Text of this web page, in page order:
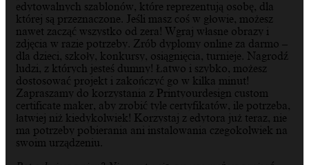
edytowalnych szablonów, które reprezentują osobę, dla
której są przeznaczone. Jeśli masz coś w głowie, możesz
nawet zacząć wszystko od zera! Wgraj własne obrazy i
zdjęcia w razie potrzeby. Zrób dyplomy online za darmo –
dla dzieci, szkoły, konkursy, osiągnięcia, turnieje. Nagrodź
ludzi, z których jesteś dumny! Łatwo i szybko, możesz
dostosować projekt i zakończyć go w kilka minut!
Zapraszamy do korzystania z Printyourdesign custom
certificate maker, aby zrobić tyle certyfikatów, ile potrzeba,
łatwiej niż kiedykolwiek! Korzystaj z edytora już teraz, nie
ma potrzeby pobierania ani instalowania czegokolwiek na
swoim urządzeniu.